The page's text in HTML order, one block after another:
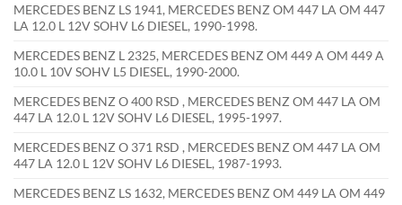
MERCEDES BENZ LS 1941, MERCEDES BENZ OM 447 LA OM 447
LA 12.0 L 12V SOHV L6 DIESEL, 1990-1998.
MERCEDES BENZ L 2325, MERCEDES BENZ OM 449 A OM 449 A
10.0 L 10V SOHV L5 DIESEL, 1990-2000.
MERCEDES BENZ O 400 RSD , MERCEDES BENZ OM 447 LA OM
447 LA 12.0 L 12V SOHV L6 DIESEL, 1995-1997.
MERCEDES BENZ O 371 RSD , MERCEDES BENZ OM 447 LA OM
447 LA 12.0 L 12V SOHV L6 DIESEL, 1987-1993.
MERCEDES BENZ LS 1632, MERCEDES BENZ OM 449 LA OM 449